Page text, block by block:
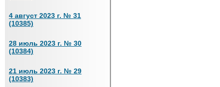
4 август 2023 г. № 31
(10385)
28 июль 2023 г. № 30
(10384)
21 июль 2023 г. № 29
(10383)